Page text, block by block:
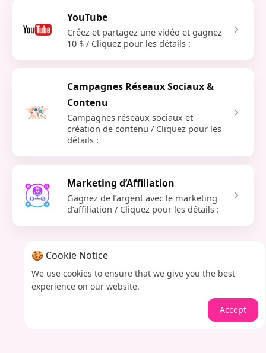
Blog
YouTube
Créez et partagez une vidéo et gagnez
10 $ / Cliquez pour les détails :
Campagnes Réseaux Sociaux &
Contenu
Campagnes réseaux sociaux et
création de contenu / Cliquez pour les
détails :
Marketing d’Affiliation
Gagnez de l’argent avec le marketing
d’affiliation / Cliquez pour les détails :
🍪 Cookie Notice
We use cookies to ensure that we give you the best
experience on our website.
Accept